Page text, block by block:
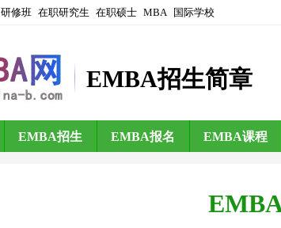
研修班 在职研究生 在职硕士 MBA 国际学校
EMBA招生简章
EMBA招生 EMBA报名 EMBA课程